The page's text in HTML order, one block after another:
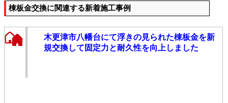
棟板金交換に関連する新着施工事例
木更津市八幡台にて浮きの見られた棟板金を新
規交換して固定力と耐久性を向上しました